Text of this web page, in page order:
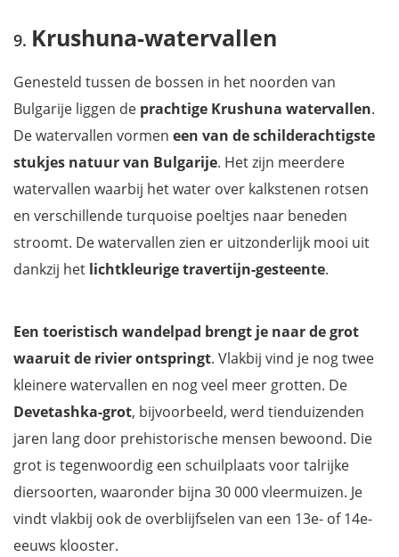
Krushuna-watervallen
Genesteld tussen de bossen in het noorden van
Bulgarije liggen de prachtige Krushuna watervallen.
De watervallen vormen een van de schilderachtigste
stukjes natuur van Bulgarije. Het zijn meerdere
watervallen waarbij het water over kalkstenen rotsen
en verschillende turquoise poeltjes naar beneden
stroomt. De watervallen zien er uitzonderlijk mooi uit
dankzij het lichtkleurige travertijn-gesteente.
Een toeristisch wandelpad brengt je naar de grot
waaruit de rivier ontspringt. Vlakbij vind je nog twee
kleinere watervallen en nog veel meer grotten. De
Devetashka-grot, bijvoorbeeld, werd tienduizenden
jaren lang door prehistorische mensen bewoond. Die
grot is tegenwoordig een schuilplaats voor talrijke
diersoorten, waaronder bijna 30 000 vleermuizen. Je
vindt vlakbij ook de overblijfselen van een 13e- of 14e-
eeuws klooster.